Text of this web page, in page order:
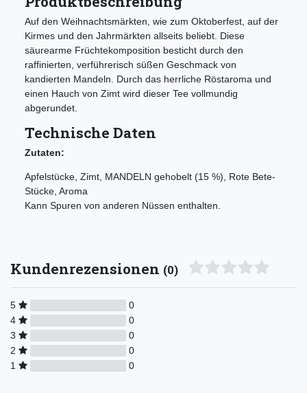
Auf den Weihnachtsmärkten, wie zum Oktoberfest, auf der
Kirmes und den Jahrmärkten allseits beliebt. Diese
säurearme Früchtekomposition besticht durch den
raffinierten, verführerisch süßen Geschmack von
kandierten Mandeln. Durch das herrliche Röstaroma und
einen Hauch von Zimt wird dieser Tee vollmundig
abgerundet.
Technische Daten
Zutaten:
Apfelstücke, Zimt, MANDELN gehobelt (15 %), Rote Bete-
Stücke, Aroma
Kann Spuren von anderen Nüssen enthalten.
Kundenrezensionen (0)
5
0
4
0
3
0
2
0
1
0